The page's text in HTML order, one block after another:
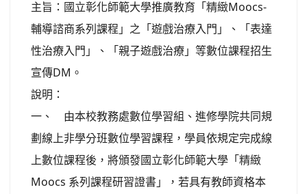
主旨：國立彰化師範大學推廣教育「精緻Moocs-
輔導諮商系列課程」之「遊戲治療入門」、「表達
性治療入門」、「親子遊戲治療」等數位課程招生
宣傳DM。
說明：
一、 由本校教務處數位學習組、進修學院共同規
劃線上非學分班數位學習課程，學員依規定完成線
上數位課程後，將頒發國立彰化師範大學「精緻
Moocs 系列課程研習證書」，若具有教師資格本